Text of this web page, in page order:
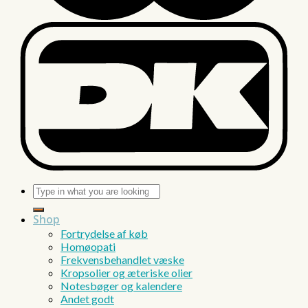
Søg
efter:
Shop
Fortrydelse af køb
Homøopati
Frekvensbehandlet væske
Kropsolier og æteriske olier
Notesbøger og kalendere
Andet godt